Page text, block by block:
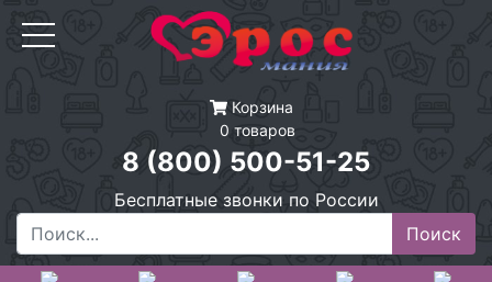
Корзина
0 товаров
8 (800) 500-51-25
Бесплатные звонки по России